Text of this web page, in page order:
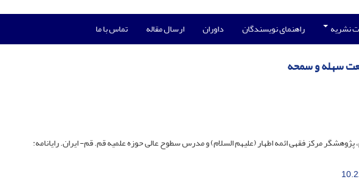
نشریه راهنمای نویسندگان داوران ارسال مقاله تماس با ما
سهله و سمحه
مرکز فقهی ائمه اطهار (علیهم السلام) و مدرس سطوح عالی حوزه علمیه قم. قم- ایران. رایانامه: